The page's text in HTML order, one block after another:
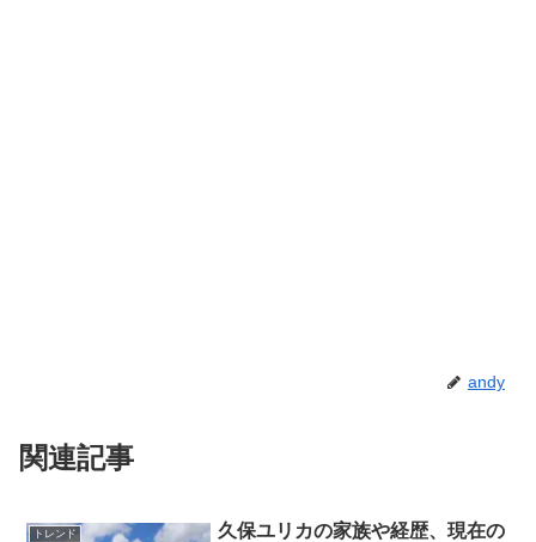
andy
関連記事
トレンド
久保ユリカの家族や経歴、現在の